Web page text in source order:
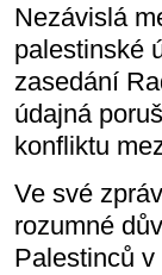
Nezávislá
palestinské
zasedání
údajná
konfliktu
Ve své
rozumné
Palestinců v